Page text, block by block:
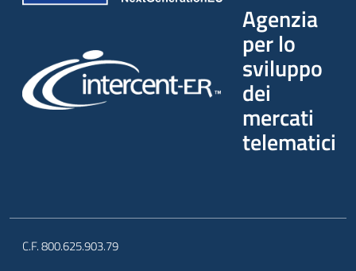
Agenzia
per lo
sviluppo
dei
mercati
telematici
C.F. 800.625.903.79